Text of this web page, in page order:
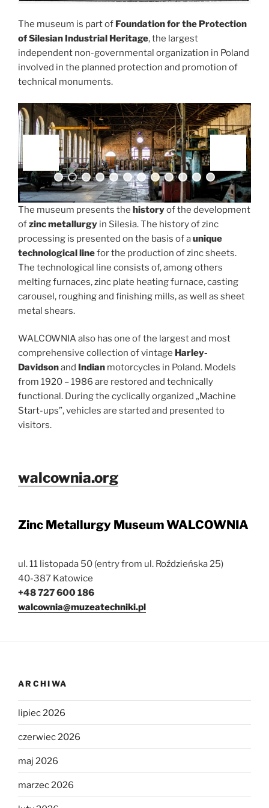
The museum is part of Foundation for the Protection
of Silesian Industrial Heritage, the largest
independent non-governmental organization in Poland
involved in the planned protection and promotion of
technical monuments.
0 1 2
The museum presents the historyof the development
ofzinc metallurgy in Silesia. The history of zinc
processing is presented on the basis of aunique
technological linefor the production of zinc sheets.
The technological line consists of, among others
melting furnaces, zinc plate heating furnace, casting
carousel, roughing and finishing mills, as well as sheet
metal shears.
WALCOWNIA also has one of the largest and most
comprehensive collection of vintage Harley-
Davidsonand Indian motorcycles in Poland. Models
from 1920 – 1986 are restored and technically
functional. During the cyclically organized „Machine
Start-ups”, vehicles are started and presented to
visitors.
walcownia.org
Zinc Metallurgy Museum WALCOWNIA
ul. 11 listopada 50 (entry from ul. Roździeńska 25)
40-387 Katowice
+48 727 600 186
walcownia@muzeatechniki.pl
ARCHIWA
lipiec 2026
czerwiec 2026
maj 2026
marzec 2026